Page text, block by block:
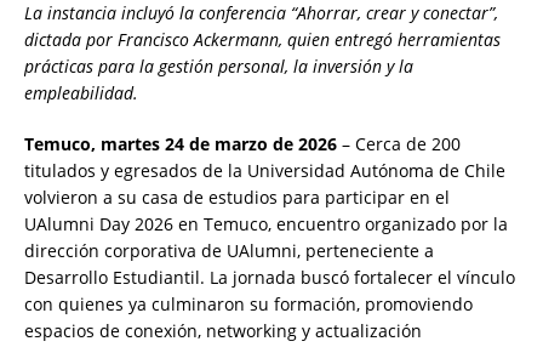
La instancia incluyó la conferencia “Ahorrar, crear y conectar”,
dictada por Francisco Ackermann, quien entregó herramientas
prácticas para la gestión personal, la inversión y la
empleabilidad.
Temuco, martes 24 de marzo de 2026 – Cerca de 200
titulados y egresados de la Universidad Autónoma de Chile
volvieron a su casa de estudios para participar en el
UAlumni Day 2026 en Temuco, encuentro organizado por la
dirección corporativa de UAlumni, perteneciente a
Desarrollo Estudiantil. La jornada buscó fortalecer el vínculo
con quienes ya culminaron su formación, promoviendo
espacios de conexión, networking y actualización